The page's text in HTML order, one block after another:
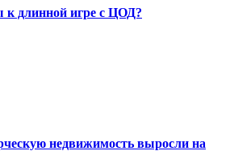
к длинной игре с ЦОД?
недвижимость выросли на